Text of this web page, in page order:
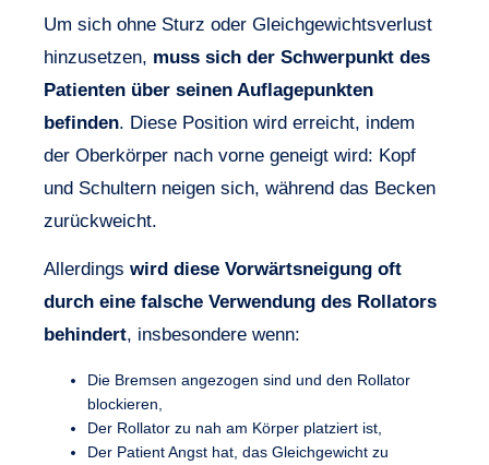
Um sich ohne Sturz oder Gleichgewichtsverlust
hinzusetzen, muss sich der Schwerpunkt des
Patienten über seinen Auflagepunkten
befinden. Diese Position wird erreicht, indem
der Oberkörper nach vorne geneigt wird: Kopf
und Schultern neigen sich, während das Becken
zurückweicht.
Allerdings wird diese Vorwärtsneigung oft
durch eine falsche Verwendung des Rollators
behindert, insbesondere wenn:
Die Bremsen angezogen sind und den Rollator
blockieren,
Der Rollator zu nah am Körper platziert ist,
Der Patient Angst hat, das Gleichgewicht zu